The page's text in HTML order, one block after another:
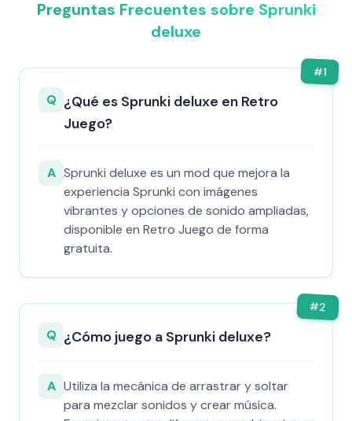
Preguntas Frecuentes sobre Sprunki
deluxe
#1
Q ¿Qué es Sprunki deluxe en Retro
Juego?
A Sprunki deluxe es un mod que mejora la
experiencia Sprunki con imágenes
vibrantes y opciones de sonido ampliadas,
disponible en Retro Juego de forma
gratuita.
#2
Q ¿Cómo juego a Sprunki deluxe?
A Utiliza la mecánica de arrastrar y soltar
para mezclar sonidos y crear música.